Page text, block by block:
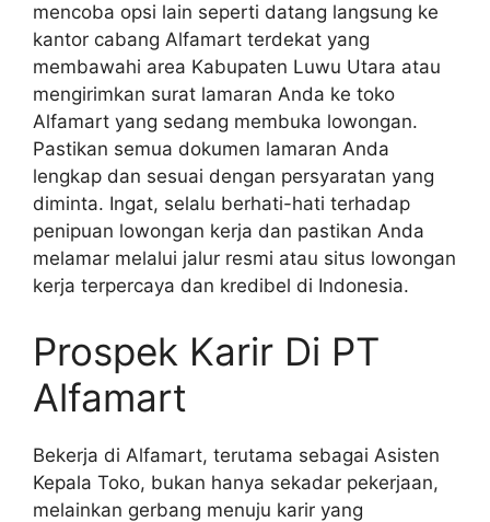
mencoba opsi lain seperti datang langsung ke
kantor cabang Alfamart terdekat yang
membawahi area Kabupaten Luwu Utara atau
mengirimkan surat lamaran Anda ke toko
Alfamart yang sedang membuka lowongan.
Pastikan semua dokumen lamaran Anda
lengkap dan sesuai dengan persyaratan yang
diminta. Ingat, selalu berhati-hati terhadap
penipuan lowongan kerja dan pastikan Anda
melamar melalui jalur resmi atau situs lowongan
kerja terpercaya dan kredibel di Indonesia.
Prospek Karir Di PT
Alfamart
Bekerja di Alfamart, terutama sebagai Asisten
Kepala Toko, bukan hanya sekadar pekerjaan,
melainkan gerbang menuju karir yang